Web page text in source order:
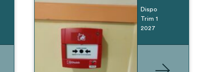
Dispo
Trim 1
2027